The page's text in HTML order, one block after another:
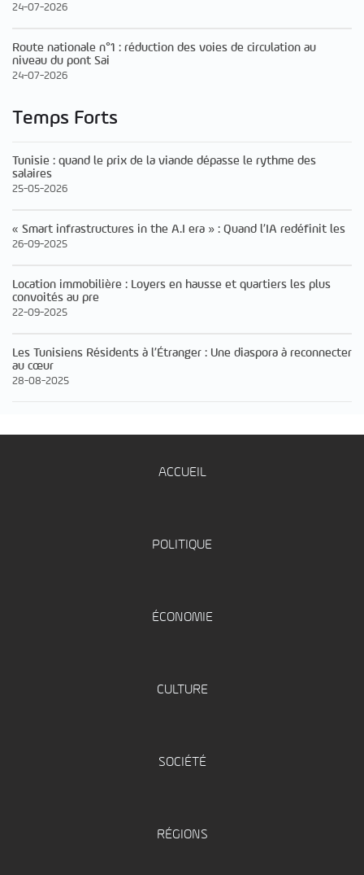
24-07-2026
Route nationale n°1 : réduction des voies de circulation au
niveau du pont Sai
24-07-2026
Temps Forts
Tunisie : quand le prix de la viande dépasse le rythme des
salaires
25-05-2026
« Smart infrastructures in the A.I era » : Quand l’IA redéfinit les
26-09-2025
Location immobilière : Loyers en hausse et quartiers les plus
convoités au pre
22-09-2025
Les Tunisiens Résidents à l’Étranger : Une diaspora à reconnecter
au cœur
28-08-2025
ACCUEIL
POLITIQUE
ÉCONOMIE
CULTURE
SOCIÉTÉ
RÉGIONS